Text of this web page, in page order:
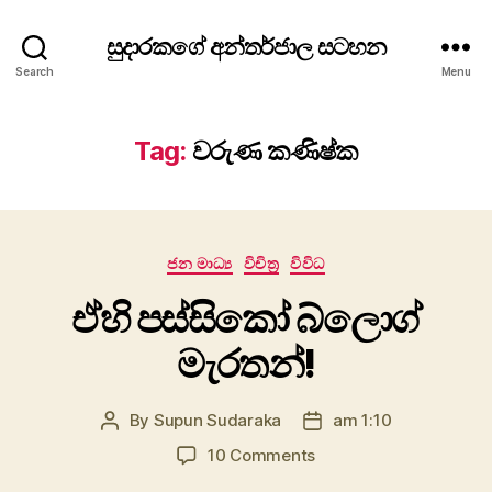
Search
සුදාරකගේ අන්තර්ජාල සටහන
Menu
Tag: වරුණ කණිෂ්ක
Categories
ජන මාධ්‍ය විචිත්‍ර විවිධ
ඒහි පස්සිකෝ බ්ලොග්
මැරතන්!
Post
By Supun Sudaraka
Postam 1:10
10 Commentson